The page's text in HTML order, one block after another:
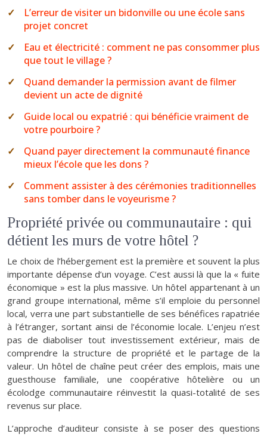
L’erreur de visiter un bidonville ou une école sans
projet concret
Eau et électricité : comment ne pas consommer plus
que tout le village ?
Quand demander la permission avant de filmer
devient un acte de dignité
Guide local ou expatrié : qui bénéficie vraiment de
votre pourboire ?
Quand payer directement la communauté finance
mieux l’école que les dons ?
Comment assister à des cérémonies traditionnelles
sans tomber dans le voyeurisme ?
Propriété privée ou communautaire : qui
détient les murs de votre hôtel ?
Le choix de l’hébergement est la première et souvent la plus
importante dépense d’un voyage. C’est aussi là que la « fuite
économique » est la plus massive. Un hôtel appartenant à un
grand groupe international, même s’il emploie du personnel
local, verra une part substantielle de ses bénéfices rapatriée
à l’étranger, sortant ainsi de l’économie locale. L’enjeu n’est
pas de diaboliser tout investissement extérieur, mais de
comprendre la structure de propriété et le partage de la
valeur. Un hôtel de chaîne peut créer des emplois, mais une
guesthouse familiale, une coopérative hôtelière ou un
écolodge communautaire réinvestit la quasi-totalité de ses
revenus sur place.
L’approche d’auditeur consiste à se poser des questions